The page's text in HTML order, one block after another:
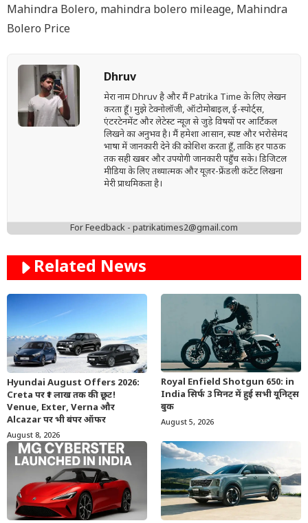
Mahindra Bolero, mahindra bolero mileage, Mahindra
Bolero Price
Dhruv
मेरा नाम Dhruv है और मैं Patrika Time के लिए लेखन
करता हूँ। मुझे टेक्नोलॉजी, ऑटोमोबाइल, ई-स्पोर्ट्स,
एंटरटेनमेंट और लेटेस्ट न्यूज़ से जुड़े विषयों पर आर्टिकल
लिखने का अनुभव है। मैं हमेशा आसान, स्पष्ट और भरोसेमंद
भाषा में जानकारी देने की कोशिश करता हूँ, ताकि हर पाठक
तक सही खबर और उपयोगी जानकारी पहुँच सके। डिजिटल
मीडिया के लिए तथ्यात्मक और यूज़र-फ्रेंडली कंटेंट लिखना
मेरी प्राथमिकता है।
For Feedback - patrikatimes2@gmail.com
Related News
Hyundai August Offers 2026:
Creta पर ₹1 लाख तक की छूट!
Venue, Exter, Verna और
Alcazar पर भी बंपर ऑफर
August 8, 2026
Royal Enfield Shotgun 650: in
India सिर्फ 3 मिनट में हुई सभी यूनिट्स
बुक
August 5, 2026